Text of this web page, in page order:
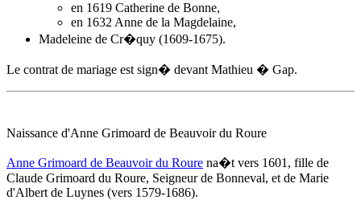
en 1619 Catherine de Bonne,
en 1632 Anne de la Magdelaine,
Madeleine de Cr�quy (1609-1675).
Le contrat de mariage est sign� devant Mathieu � Gap.
Naissance d'Anne Grimoard de Beauvoir du Roure
Anne Grimoard de Beauvoir du Roure na�t vers 1601 , fille de
Claude Grimoard du Roure, Seigneur de Bonneval, et de Marie
d'Albert de Luynes (vers 1579-1686).